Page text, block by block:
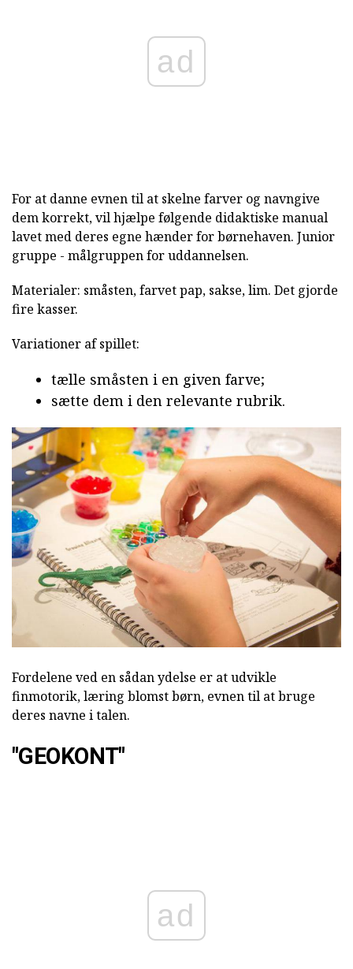
ad
For at danne evnen til at skelne farver og navngive
dem korrekt, vil hjælpe følgende didaktiske manual
lavet med deres egne hænder for børnehaven. Junior
gruppe - målgruppen for uddannelsen.
Materialer: småsten, farvet pap, sakse, lim. Det gjorde
fire kasser.
Variationer af spillet:
tælle småsten i en given farve;
sætte dem i den relevante rubrik.
Fordelene ved en sådan ydelse er at udvikle
finmotorik, læring blomst børn, evnen til at bruge
deres navne i talen.
"GEOKONT"
ad